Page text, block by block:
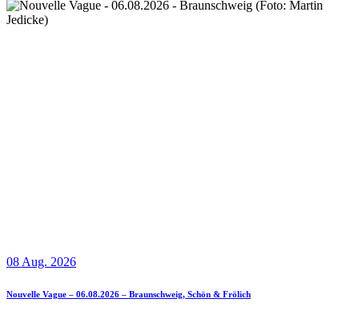
08 Aug. 2026
Nouvelle Vague – 06.08.2026 – Braunschweig, Schön & Frölich